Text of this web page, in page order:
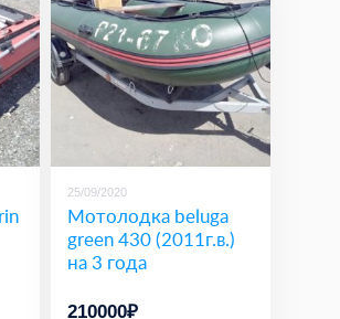
25/09/2020
Мотолодка beluga
green 430 (2011г.в.)
на 3 года
210000₽